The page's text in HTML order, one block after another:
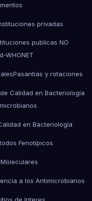
privadas
publicas NO
WHONET
Pasantías y rotaciones
Calidad en Bacteriología
en Bacteriología
Fenotípicos
a los Antimicrobianos
de Interes